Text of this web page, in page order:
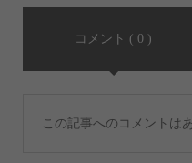
コメント ( 0 )
この記事へのコメントは